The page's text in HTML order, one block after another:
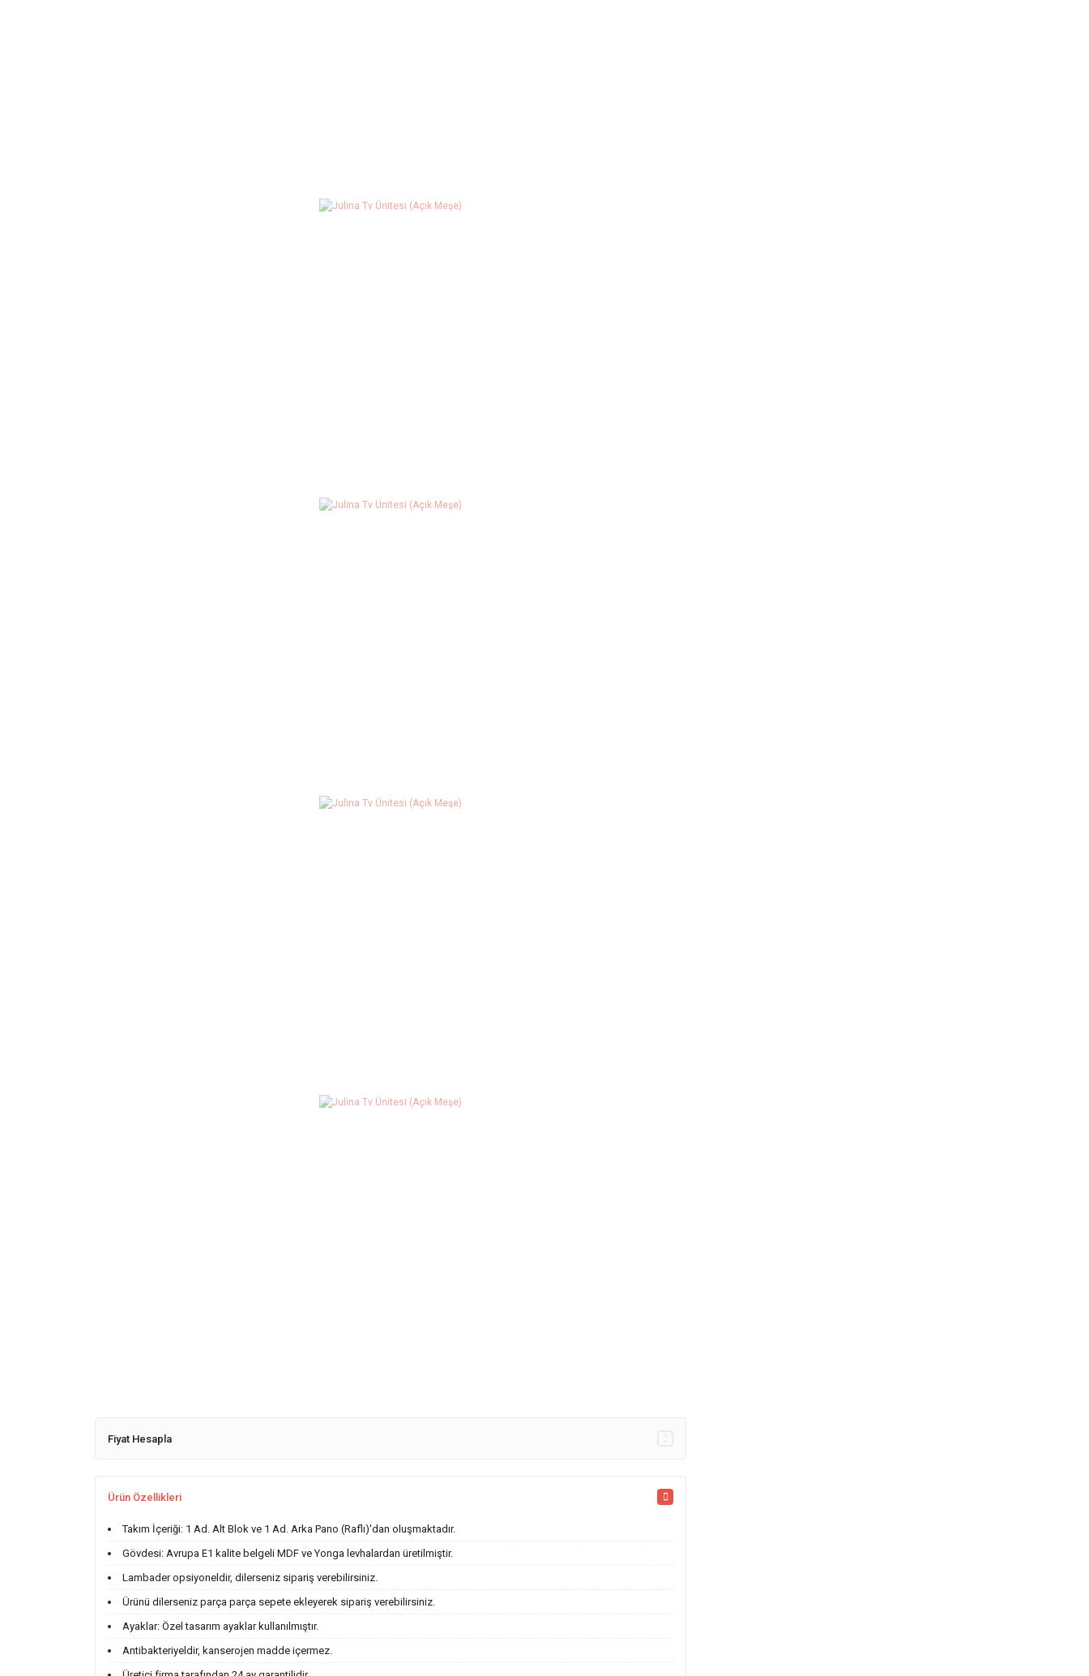
Fiyat Hesapla
Ürün Özellikleri
Takım İçeriği: 1 Ad. Alt Blok ve 1 Ad. Arka Pano (Raflı)'dan oluşmaktadır.
Gövdesi: Avrupa E1 kalite belgeli MDF ve Yonga levhalardan üretilmiştir.
Lambader opsiyoneldir, dilerseniz sipariş verebilirsiniz.
Ürünü dilerseniz parça parça sepete ekleyerek sipariş verebilirsiniz.
Ayaklar: Özel tasarım ayaklar kullanılmıştır.
Antibakteriyeldir, kanserojen madde içermez.